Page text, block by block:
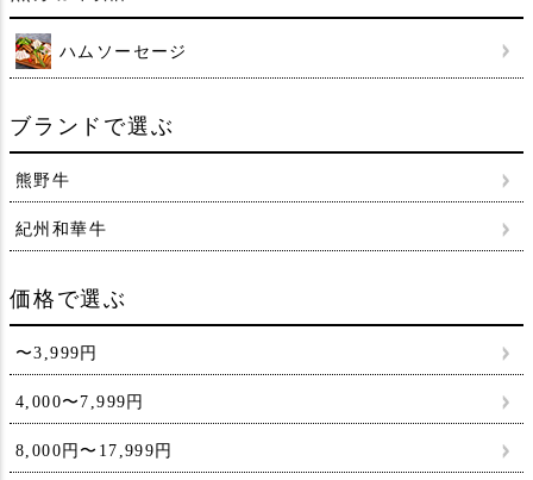
ハムソーセージ
ブランドで選ぶ
熊野牛
紀州和華牛
価格で選ぶ
〜3,999円
4,000〜7,999円
8,000円〜17,999円